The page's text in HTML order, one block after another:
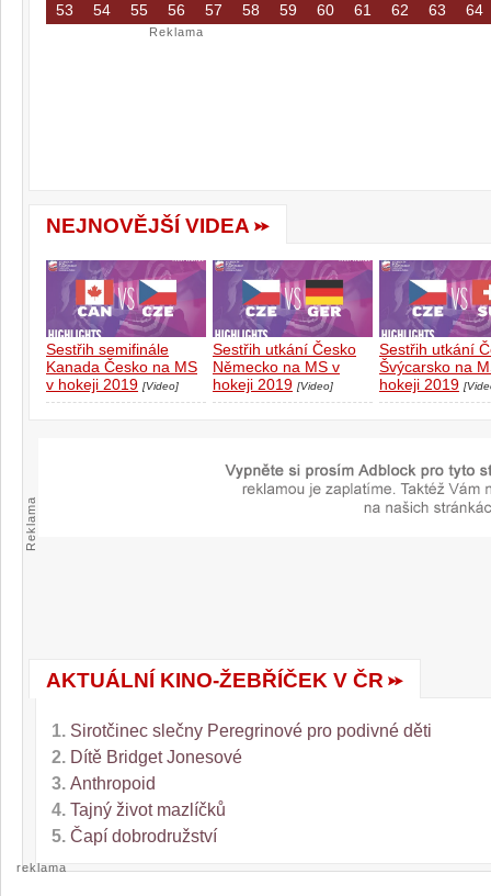
53 54 55 56 57 58 59 60 61 62 63 64
Reklama
NEJNOVĚJŠÍ VIDEA
Sestřih semifinále
Kanada Česko na MS
v hokeji 2019 [Video]
Sestřih utkání Česko
Německo na MS v
hokeji 2019 [Video]
Sestřih utkání
Švýcarsko na
hokeji 2019
Reklama
AKTUÁLNÍ KINO-ŽEBŘÍČEK V ČR
1. Sirotčinec slečny Peregrinové pro podivné děti
2. Dítě Bridget Jonesové
3. Anthropoid
4.Tajný život mazlíčků
5.Čapí dobrodružství
reklama